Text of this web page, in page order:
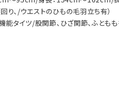
、/ウエストのひもの毛羽立ち有）
イツ/股関節、ひざ関節、ふとも